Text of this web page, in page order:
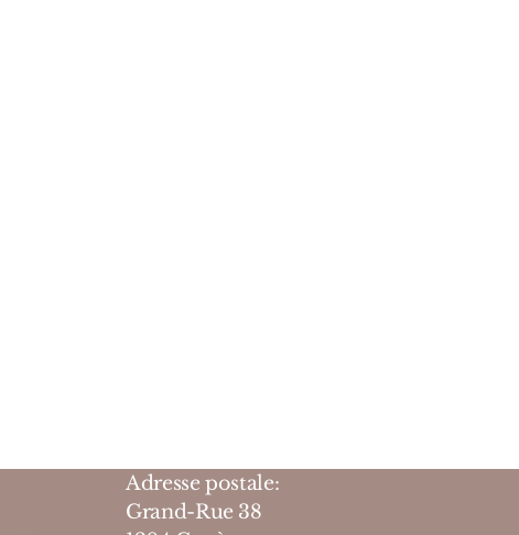
Adresse postale:
Grand-Rue 38